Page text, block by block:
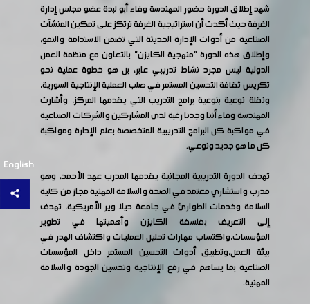
English
شهد إطلاق الدورة حضور المهندسة وفاء أبو لبدة عضو مجلس إدارة
الغرفة حيث أكدت أن استراتيجية الغرفة ترتكز على تمكين المنشآت
الصناعية من أدوات الإدارة الحديثة التي تضمن الاستدامة والنمو،
وإطلاق هذه الدورة "منهجية الكايزن" بالتعاون مع منظمة العمل
الدولية ليس مجرد نشاط تدريبي عابر، بل هو خطوة عملية نحو
تكريس ثقافة التحسين المستمر في صلب العملية الإنتاجية السورية،
ونقلة نوعية بنوعية برامج التدريب التي يقدمها المركز، وأشارت
المهندسة وفاء أننا وجدنا رغبة لدى المشاركين والشركات الصناعية
في مواكبة كل البرامج التدريبية المتخصصة بعلم الإدارة ومواكبة
كل ما هو جديد ونوعي.
تهدف الدورة التدريبية المجانية يقدمها المدرب عهد الأحمد، وهو
مدرب واستشاري معتمد في الصحة والسلامة المهنية مجاز من كلية
السلامة وخدمات الطوارئ في جامعة ديلا وير الأمريكية، تهدف
إلى التعريف بفلسفة الكايزن وأهميتها في تطوير
المؤسسات،واكتساب مهارات تحليل العمليات واكتشاف الهدر في
بيئة العمل،وتطبيق أدوات التحسين المستمر داخل المؤسسات
الصناعية بما يساهم في رفع الإنتاجية وتحسين الجودة والسلامة
المهنية.